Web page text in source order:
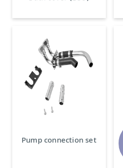
Pump connection set